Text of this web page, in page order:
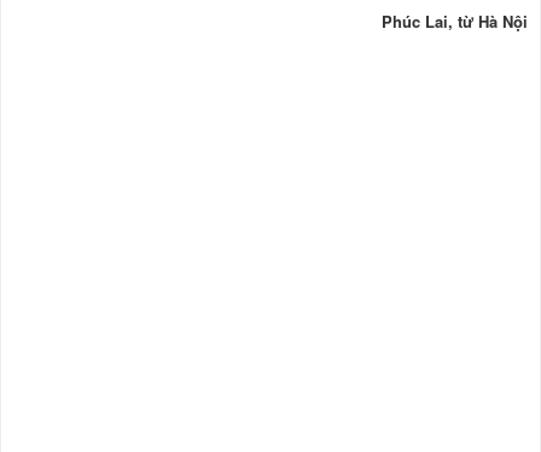
Phúc Lai, từ Hà Nội